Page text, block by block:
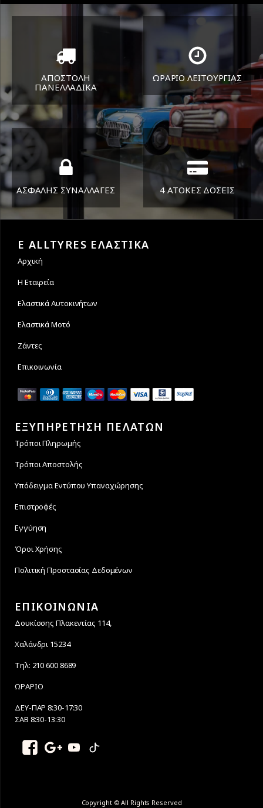
ΑΠΟΣΤΟΛΗ
ΠΑΝΕΛΛΑΔΙΚA
Όπου και αν είστε θα σας
στείλουμε τα ελαστικά σας
ΩΡΑΡΙΟ ΛΕΙΤΟΥΡΓΙΑΣ
ΔΕΥ-ΠΑΡ 8:30-17:30
ΣΑΒ 8:30-13:30
ΑΣΦΑΛΗΣ ΣΥΝΑΛΛΑΓΕΣ 4 ΑΤΟΚΕΣ ΔΟΣΕΙΣ
E ALLTYRES ΕΛΑΣΤΙΚΑ
Αρχική
Η Εταιρεία
Ελαστικά Αυτοκινήτων
Ελαστικά Μοτό
Ζάντες
Επικοινωνία
ΕΞΥΠΗΡΕΤΗΣΗ ΠΕΛΑΤΩΝ
Τρόποι Πληρωμής
Τρόποι Αποστολής
Υπόδειγμα Εντύπου Υπαναχώρησης
Επιστροφές
Εγγύηση
Όροι Χρήσης
Πολιτική Προστασίας Δεδομένων
ΕΠΙΚΟΙΝΩΝΙΑ
Δουκίσσης Πλακεντίας 114,
Χαλάνδρι 15234
Τηλ: 210 600 8689
ΩΡΑΡΙΟ
ΔΕΥ-ΠΑΡ 8:30-17:30
ΣΑΒ 8:30-13:30
Copyright © All Rights Reserved